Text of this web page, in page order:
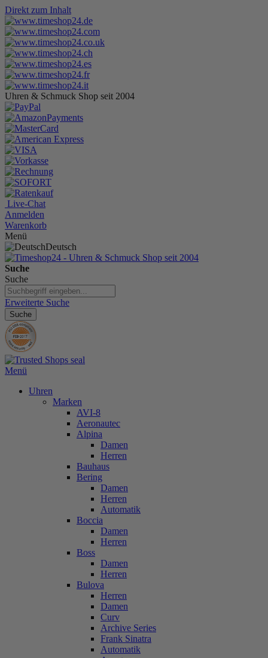
Direkt zum Inhalt
Uhren & Schmuck Shop seit 2004
Live-Chat
Anmelden
Warenkorb
Menü
Deutsch
Suche
Suche
Erweiterte Suche
Suche
Menü
Uhren
Marken
AVI-8
Aeronautec
Alpina
Damen
Herren
Bauhaus
Bering
Damen
Herren
Automatik
Boccia
Damen
Herren
Boss
Damen
Herren
Bulova
Herren
Damen
Curv
Archive Series
Frank Sinatra
Automatik